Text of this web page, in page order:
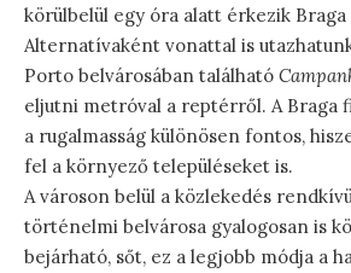
körülbelül egy óra alatt érkezik
Alternatívaként vonattal is
Porto belvárosában található
eljutni metróval a reptérről. A Braga
a rugalmasság különösen fontos,
fel a környező településeket is.
A városon belül a közlekedés
történelmi belvárosa gyalogosan is
bejárható, sőt, ez a legjobb módja a